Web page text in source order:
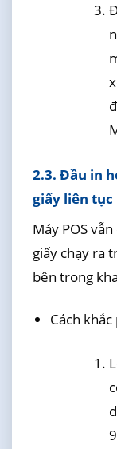
2.3. Đầu in
giấy liên tục
Máy POS
giấy chạy ra
bên trong
Cách khắc